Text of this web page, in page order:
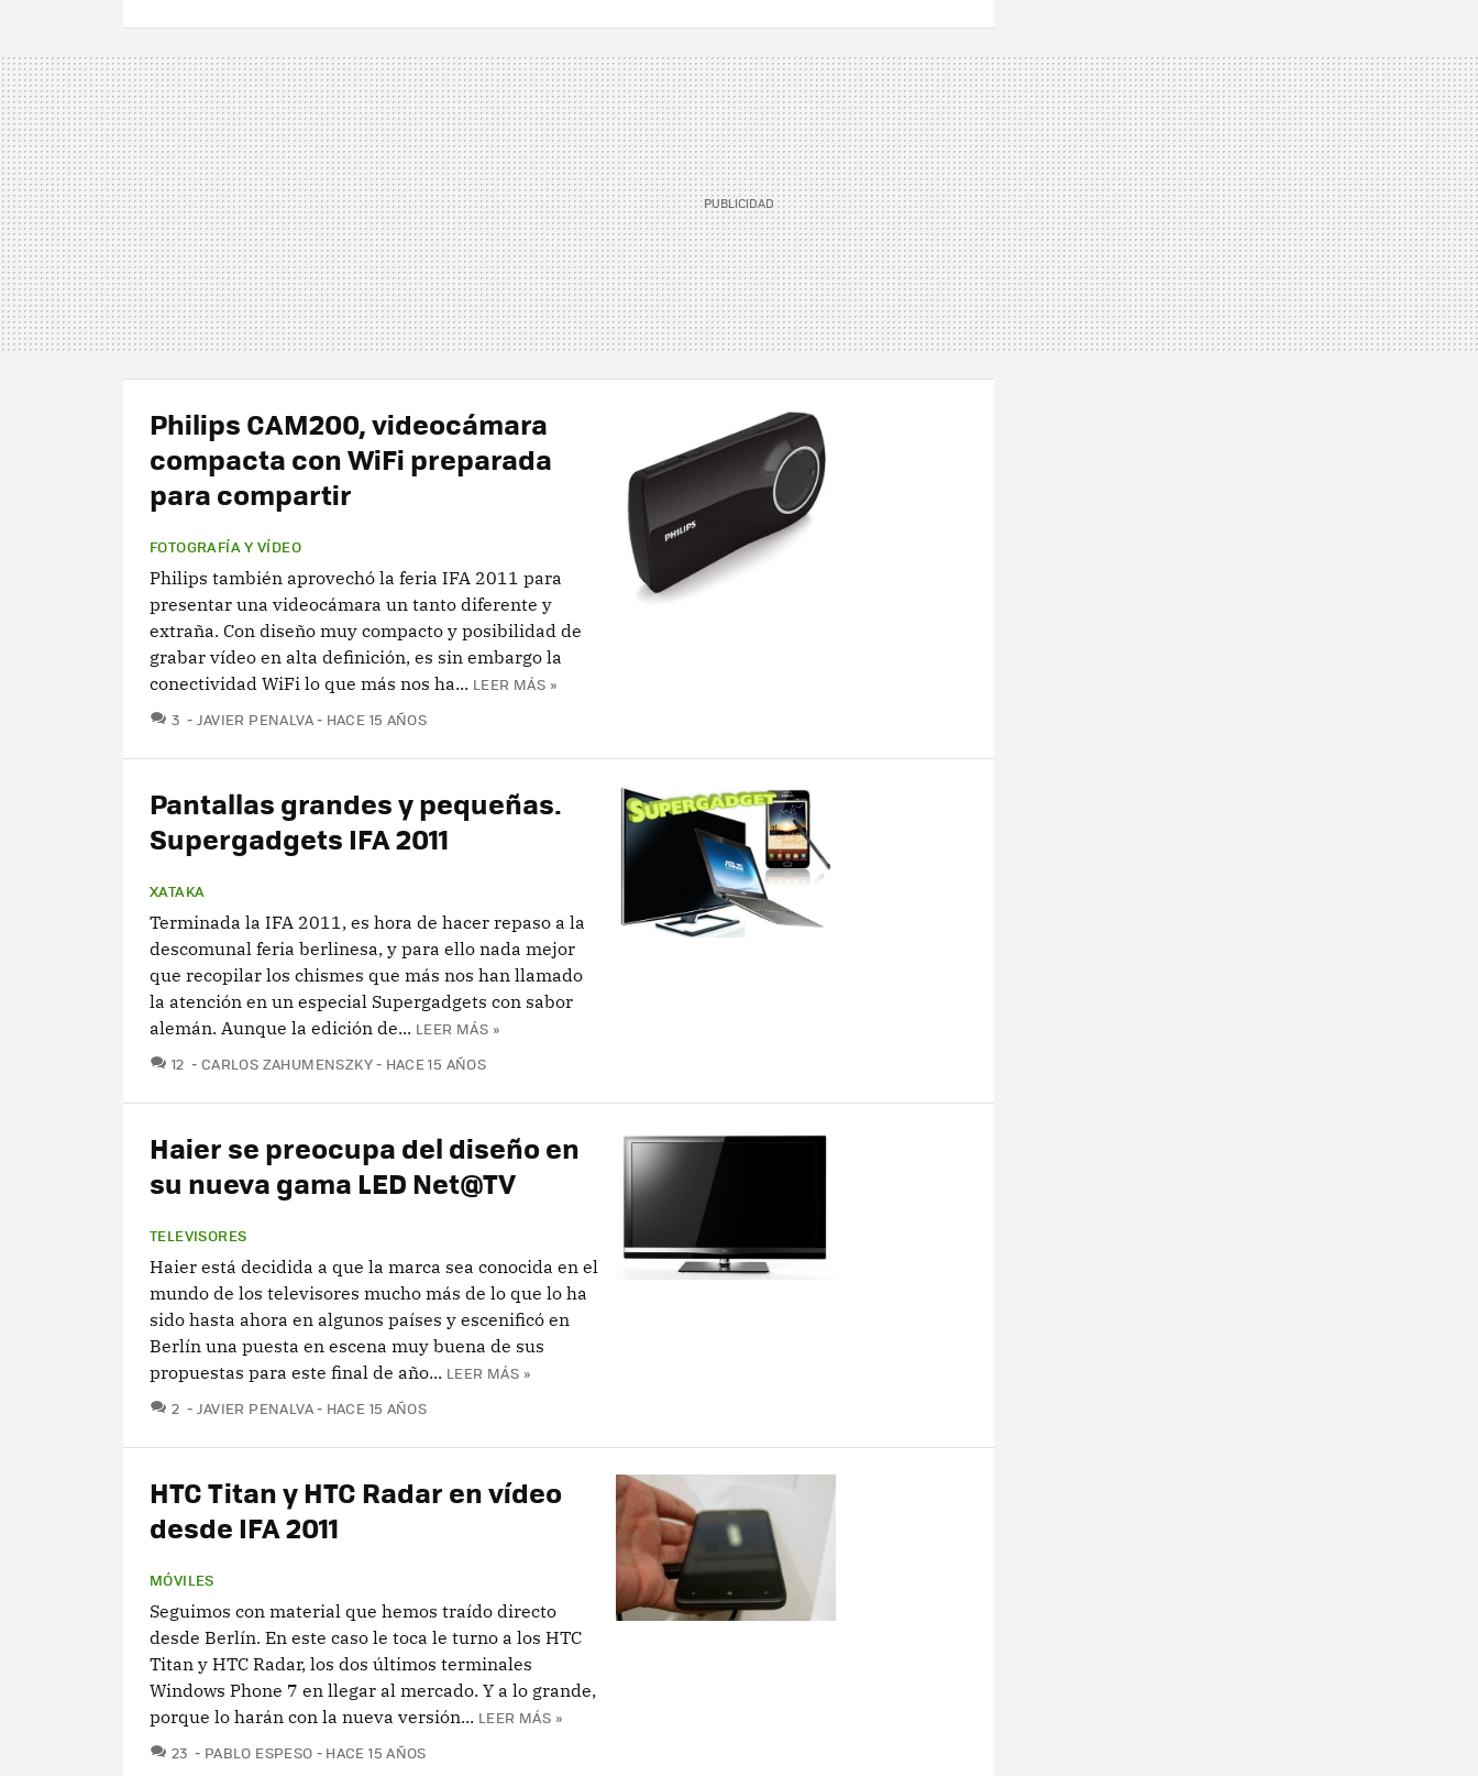
Philips CAM200, videocámara
compacta con WiFi preparada
para compartir
FOTOGRAFÍA Y VÍDEO
Philips también aprovechó la feria IFA 2011 para
presentar una videocámara un tanto diferente y
extraña. Con diseño muy compacto y posibilidad de
grabar vídeo en alta definición, es sin embargo la
conectividad WiFi lo que más nos ha... LEER MÁS »
3 COMENTARIOS
JAVIER PENALVA HACE 15 AÑOS
Pantallas grandes y pequeñas.
Supergadgets IFA 2011
XATAKA
Terminada la IFA 2011, es hora de hacer repaso a la
descomunal feria berlinesa, y para ello nada mejor
que recopilar los chismes que más nos han llamado
la atención en un especial Supergadgets con sabor
alemán. Aunque la edición de... LEER MÁS »
12 COMENTARIOS
CARLOS ZAHUMENSZKY HACE 15 AÑOS
Haier se preocupa del diseño en
su nueva gama LED Net@TV
TELEVISORES
Haier está decidida a que la marca sea conocida en el
mundo de los televisores mucho más de lo que lo ha
sido hasta ahora en algunos países y escenificó en
Berlín una puesta en escena muy buena de sus
propuestas para este final de año... LEER MÁS »
2 COMENTARIOS
JAVIER PENALVA HACE 15 AÑOS
HTC Titan y HTC Radar en vídeo
desde IFA 2011
MÓVILES
Seguimos con material que hemos traído directo
desde Berlín. En este caso le toca le turno a los HTC
Titan y HTC Radar, los dos últimos terminales
Windows Phone 7 en llegar al mercado. Y a lo grande,
porque lo harán con la nueva versión... LEER MÁS »
23 COMENTARIOS
PABLO ESPESO HACE 15 AÑOS